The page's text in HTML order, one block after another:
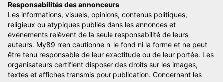
Responsabilités des annonceurs
Les informations, visuels, opinions, contenus politiques,
religieux ou atypiques publiés dans les annonces et
événements relèvent de la seule responsabilité de leurs
auteurs. My89 n’en cautionne ni le fond ni la forme et ne peut
être tenu responsable de leur exactitude ou de leur portée. Les
organisateurs certifient disposer des droits sur les images,
textes et affiches transmis pour publication. Concernant les